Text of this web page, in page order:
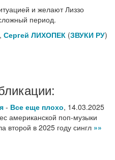
и желают Лиззо
период.
Сергей ЛИХОПЕК (ЗВУКИ РУ)
- Все еще плохо, 14.03.2025
американской поп-музыки
второй в 2025 году сингл »»